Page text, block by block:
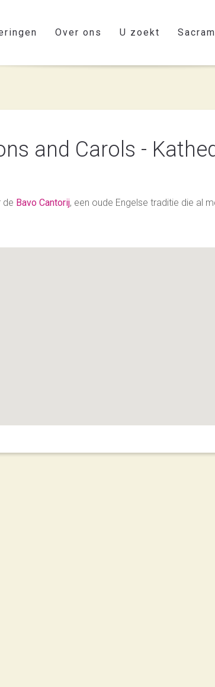
Over ons U zoekt
and Carols -
de Bavo Cantorij, een oude Engelse traditie die al